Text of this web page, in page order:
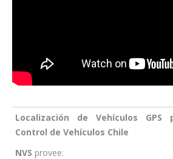
Localización de Vehículos GPS
Control de Vehículos Chile
NVS provee: